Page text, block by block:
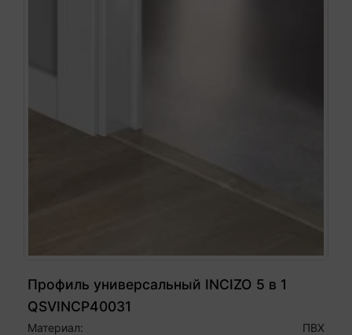
Профиль универсальный INCIZO 5 в 1
QSVINCP40031
Материал:
ПВХ